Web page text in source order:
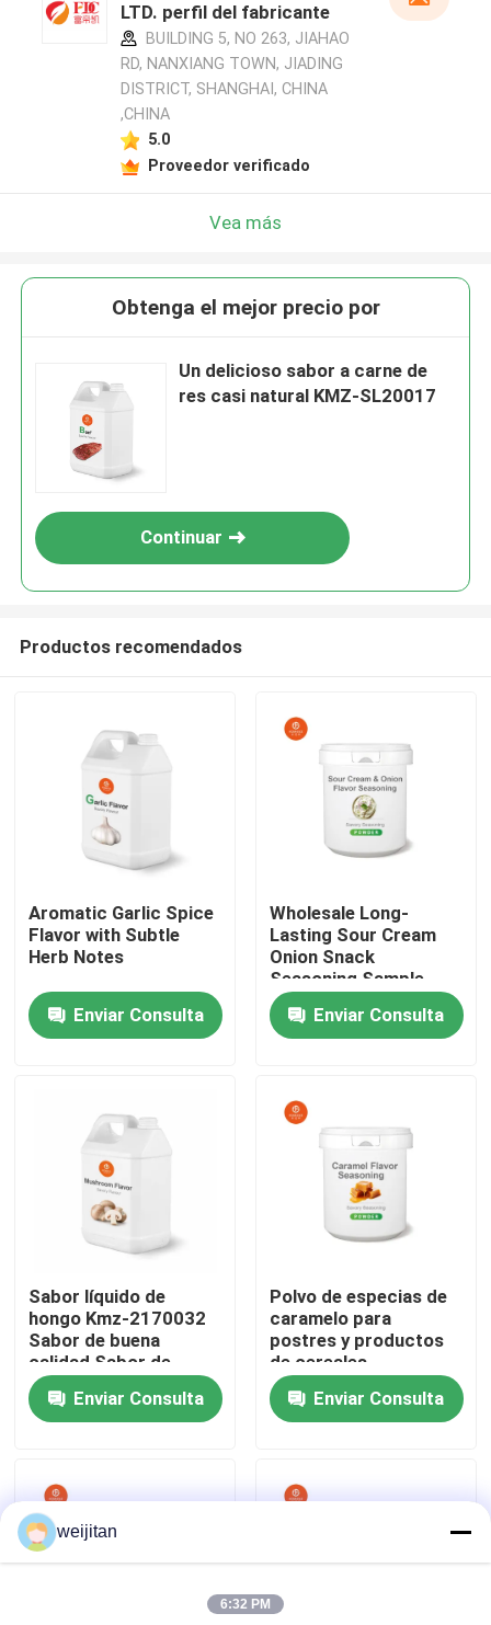
Hogar
Vídeos
Sobre nosotros
Control de calidad
Éntrenos en contacto con
Sabor sabroso
Sabor de las bebidas
LTD. perfil del fabricante
BUILDING 5, NO 263, JIAHAO
RD, NANXIANG TOWN, JIADING
DISTRICT, SHANGHAI, CHINA
,CHINA
5.0
Proveedor verificado
Vea más
Obtenga el mejor precio por
Un delicioso sabor a carne de
res casi natural KMZ-SL20017
Continuar
Productos recomendados
Aromatic Garlic Spice
Flavor with Subtle
Herb Notes
Enviar Consulta
Wholesale Long-
Lasting Sour Cream
Onion Snack
Seasoning Sample
Free
Enviar Consulta
Sabor líquido de
hongo Kmz-2170032
Sabor de buena
calidad Sabor de
alimentos
Enviar Consulta
Polvo de especias de
caramelo para
postres y productos
de cereales
Enviar Consulta
weijitan
6:32 PM